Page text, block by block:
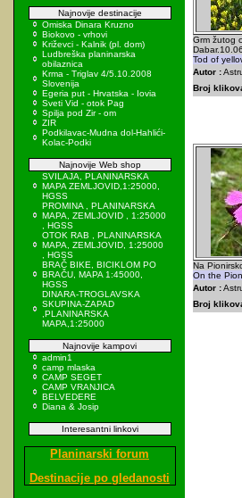
Najnovije destinacije
Omiska Dinara Kruzno
Biokovo - vrhovi
Križevci - Kalnik (pl. dom)
Ludbreška planinarska
obilaznica
Krma - Triglav 4/5.10.2008
Slovenija
Egeria put - Hrvatska - Iovia
Sveti Vid - otok Pag
Spilja pod Zir - om
ZIR
Podkilavac-Mudna dol-Hahlići-
Kolac-Podki
Najnovije Web shop
SVILAJA, PLANINARSKA
MAPA ZEMLJOVID,1:25000,
HGSS
PROMINA , PLANINARSKA
MAPA, ZEMLJOVID , 1:25000
, HGSS
OTOK RAB , PLANINARSKA
MAPA, ZEMLJOVID, 1:25000
, HGSS
BRAČ BIKE, BICIKLOM PO
BRAČU, MAPA 1:45000,
HGSS
DINARA-TROGLAVSKA
SKUPINA-ZAPAD
,PLANINARSKA
MAPA,1:25000
Najnovije kampovi
admin1
camp mlaska
CAMP SEGET
CAMP VRANJICA
BELVEDERE
Diana & Josip
Interesantni linkovi
Planinarski forum
Destinacije po gledanosti
Grm žutog
Tod of
Autor :
Broj
Na
On the
Autor :
Broj